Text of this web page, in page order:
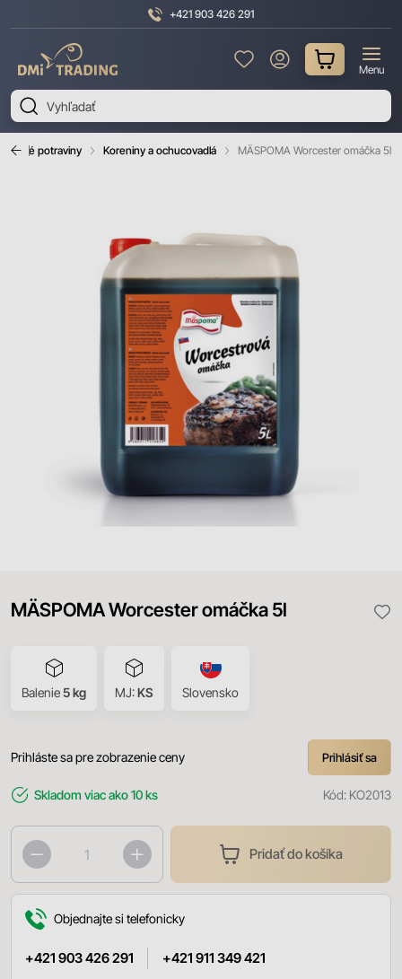
+421 903 426 291
Trading
Menu
potraviny Koreniny a ochucovadlá MÄSPOMA Worcester omáčka 5l
MÄSPOMA Worcester omáčka 5l
Balenie5 kg MJ:KS Slovensko
Prihláste sa pre zobrazenie ceny Prihlásiť sa
Skladom viac ako 10 ks Kód: KO2013
Pridať do košíka
Objednajte si telefonicky
+421 903 426 291 +421 911 349 421